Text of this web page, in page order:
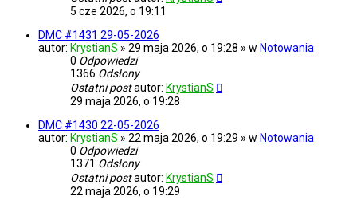
5 cze 2026, o 19:11
DMC #1431 29-05-2026
autor: KrystianS » 29 maja 2026, o 19:28 » w Notowania
0 Odpowiedzi
1366 Odsłony
Ostatni postautor: KrystianS
29 maja 2026, o 19:28
DMC #1430 22-05-2026
autor: KrystianS » 22 maja 2026, o 19:29 » w Notowania
0 Odpowiedzi
1371 Odsłony
Ostatni postautor: KrystianS
22 maja 2026, o 19:29